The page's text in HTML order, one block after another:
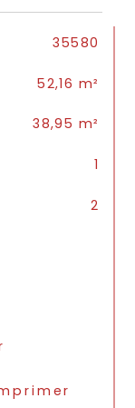
35580
52,16 m²
38,95 m²
1
2